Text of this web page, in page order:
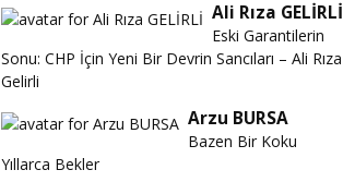
Ali Rıza GELİRLİ
Eski Garantilerin
Sonu: CHP İçin Yeni Bir Devrin Sancıları – Ali Rıza
Gelirli
Arzu BURSA
Bazen Bir Koku
Yıllarca Bekler